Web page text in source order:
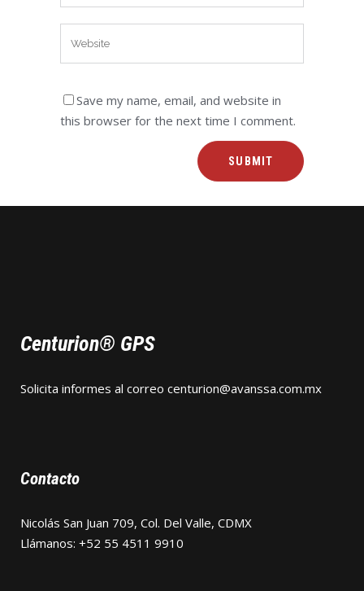
Save my name, email, and website in
this browser for the next time I comment.
Centurion® GPS
Solicita informes al correo centurion@avanssa.com.mx
Contacto
Nicolás San Juan 709, Col. Del Valle, CDMX
Llámanos: +52 55 4511 9910